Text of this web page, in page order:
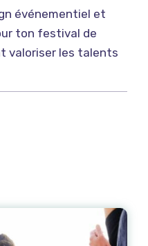
événementiel et
ton festival de
valoriser les talents